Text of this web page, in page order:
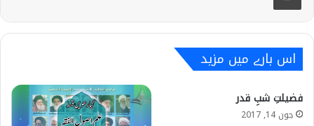
اس بارے میں مزید
فضیلتِ شبِ قدر
جون 14, 2017